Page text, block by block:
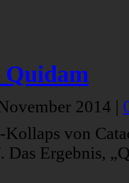
Quidam
2014 |
von
Das Ergebnis,